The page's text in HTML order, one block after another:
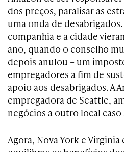
dos preços, paralisar as
uma onda de
companhia e a cidade
ano, quando o conselho
depois anulou – um
empregadores a fim de
apoio aos desabrigados. A
empregadora de Seattle,
negócios a outro local caso
Agora, Nova York e